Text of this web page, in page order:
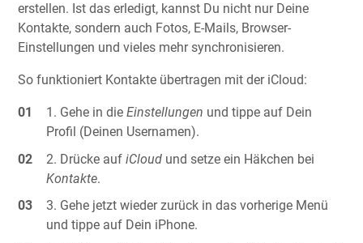
erstellen. Ist das erledigt, kannst Du nicht nur Deine
Kontakte, sondern auch Fotos, E-Mails, Browser-
Einstellungen und vieles mehr synchronisieren.
So funktioniert Kontakte übertragen mit der iCloud:
Gehe in dieEinstellungen und tippe auf Dein
Profil (Deinen Usernamen).
Drücke aufiCloud und setze ein Häkchen bei
Kontakte.
Gehe jetzt wieder zurück in das vorherige Menü
und tippe auf Dein iPhone.